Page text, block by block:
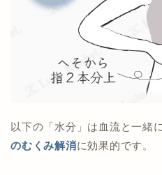
以下の「水分」は血流と一緒
のむくみ解消に効果的です。